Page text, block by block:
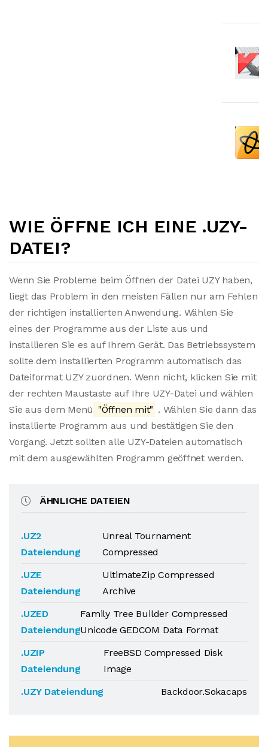
WIE ÖFFNE ICH EINE .UZY-
DATEI?
Wenn Sie Probleme beim Öffnen der Datei UZY haben,
liegt das Problem in den meisten Fällen nur am Fehlen
der richtigen installierten Anwendung. Wählen Sie
eines der Programme aus der Liste aus und
installieren Sie es auf Ihrem Gerät. Das Betriebssystem
sollte dem installierten Programm automatisch das
Dateiformat UZY zuordnen. Wenn nicht, klicken Sie mit
der rechten Maustaste auf Ihre UZY-Datei und wählen
Sie aus dem Menü "Öffnen mit" . Wählen Sie dann das
installierte Programm aus und bestätigen Sie den
Vorgang. Jetzt sollten alle UZY-Dateien automatisch
mit dem ausgewählten Programm geöffnet werden.
ÄHNLICHE DATEIEN
.UZ2
Dateiendung
Unreal Tournament
Compressed
.UZE
Dateiendung
UltimateZip Compressed
Archive
.UZED
Dateiendung
Family Tree Builder Compressed
Unicode GEDCOM Data Format
.UZIP
Dateiendung
FreeBSD Compressed Disk
Image
.UZY Dateiendung
Backdoor.Sokacaps